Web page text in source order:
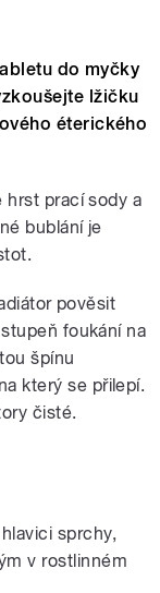
do myčky
lžičku
éterického
hrst prací sody a
bublání je
pověsit
foukání na
špínu
který se přilepí.
čisté.
sprchy,
v rostlinném